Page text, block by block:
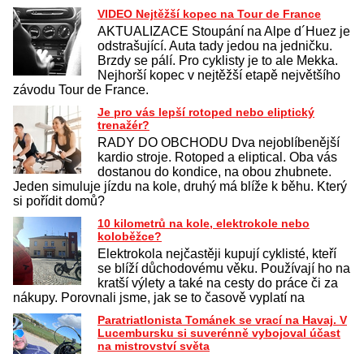
VIDEO Nejtěžší kopec na Tour de France
AKTUALIZACE Stoupání na Alpe d´Huez je
odstrašující. Auta tady jedou na jedničku.
Brzdy se pálí. Pro cyklisty je to ale Mekka.
Nejhorší kopec v nejtěžší etapě největšího
závodu Tour de France.
Je pro vás lepší rotoped nebo eliptický
trenažér?
RADY DO OBCHODU Dva nejoblíbenější
kardio stroje. Rotoped a eliptical. Oba vás
dostanou do kondice, na obou zhubnete.
Jeden simuluje jízdu na kole, druhý má blíže k běhu. Který
si pořídit domů?
10 kilometrů na kole, elektrokole nebo
koloběžce?
Elektrokola nejčastěji kupují cyklisté, kteří
se blíží důchodovému věku. Používají ho na
kratší výlety a také na cesty do práce či za
nákupy. Porovnali jsme, jak se to časově vyplatí na
Paratriatlonista Tománek se vrací na Havaj. V
Lucembursku si suverénně vybojoval účast
na mistrovství světa